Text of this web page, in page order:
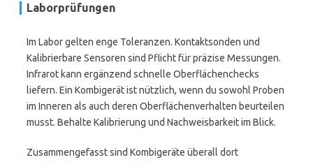
Laborprüfungen
Im Labor gelten enge Toleranzen. Kontaktsonden und
Kalibrierbare Sensoren sind Pflicht für präzise Messungen.
Infrarot kann ergänzend schnelle Oberflächenchecks
liefern. Ein Kombigerät ist nützlich, wenn du sowohl Proben
im Inneren als auch deren Oberflächenverhalten beurteilen
musst. Behalte Kalibrierung und Nachweisbarkeit im Blick.
Zusammengefasst sind Kombigeräte überall dort